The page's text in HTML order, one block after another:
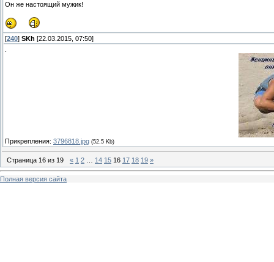
Он же настоящий мужик!
[240] SKh [22.03.2015, 07:50]
Прикрепления: 3796818.jpg (52.5 Kb)
Страница 16 из 19 « 1 2 14 15 16 17 18 19 »
Полная версия сайта